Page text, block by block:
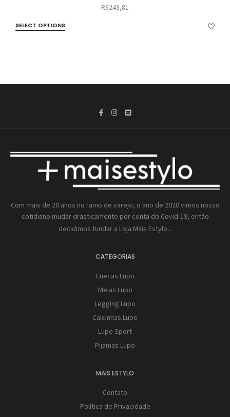
R$243,81
SELECT OPTIONS
Com mais de 20 anos no ramo de varejo, o ano de 2020 vimos nosso
cotidiano mudar drasticamente por conta do Covid-19, então
decidimos fundar a Loja Mais Estylo...
CATEGORIAS
Cuecas Lupo
Meias Lupo
Legging Lupo
Calcinhas Lupo
Lupo Sport
Pijamas Lupo
MAIS ESTYLO
Contato
Política de Privacidade